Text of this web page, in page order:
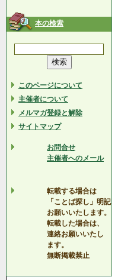
本の検索
このページについて
主催者について
メルマガ登録と解除
サイトマップ
お問合せ
主催者へのメール
転載する場合は
「ことば探し」明記
お願いいたします。
転載した場合は、
連絡お願いいたし
ます。
無断掲載禁止